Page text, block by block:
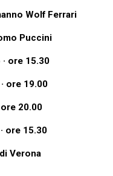
Wolf Ferrari
Puccini
· ore 15.30
· ore 19.00
ore 20.00
· ore 15.30
Verona